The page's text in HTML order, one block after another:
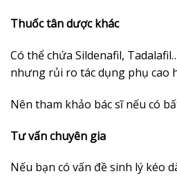
Thuốc tân dược khác
Có thể chứa Sildenafil,
nhưng rủi ro tác dụng phụ cao
Nên tham khảo bác sĩ nếu có
Tư vấn chuyên gia
Nếu bạn có vấn đề sinh lý kéo